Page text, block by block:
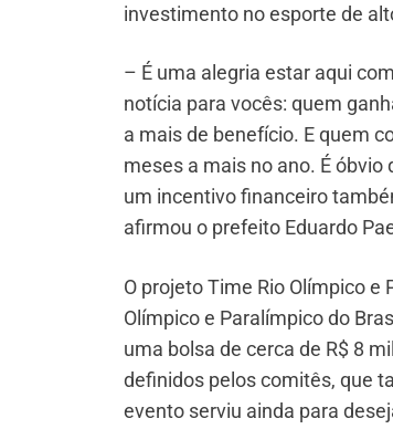
investimento no esporte de
– É uma alegria estar aqui
notícia para vocês: quem
a mais de benefício. E quem
meses a mais no ano. É
um incentivo financeiro
afirmou o prefeito Eduardo
O projeto Time Rio Olímpico
Olímpico e Paralímpico do
uma bolsa de cerca de R$ 8
definidos pelos comitês, que
evento serviu ainda para